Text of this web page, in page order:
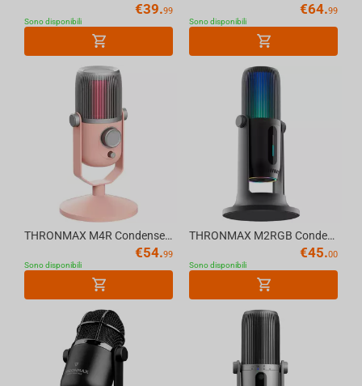
€39.99
Sono disponibili
€64.99
Sono disponibili
THRONMAX M4R Condenser USB MDRILL ROSA Edition 96kHz Microphone, Pink
€54.99
Sono disponibili
THRONMAX M2RGB Condenser RGB USB MDRILL GHOST 96kHz Microphone, Black
€45.00
Sono disponibili